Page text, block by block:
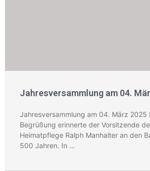
Jahresversammlung am 04.
Jahresversammlung am 04. März 2025
Begrüßung erinnerte der Vorsitzende
Heimatpflege Ralph Manhalter an den
500 Jahren. In …